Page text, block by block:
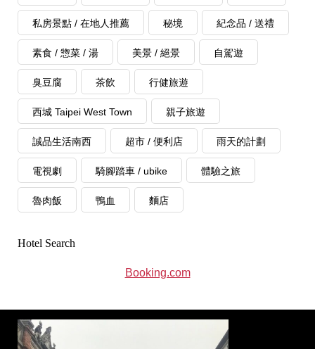
私房景點 / 在地人推薦 秘境 紀念品 / 送禮
素食 / 惣菜 / 湯 美景 / 絕景 自駕遊
臭豆腐 茶飲 行健旅遊
西城 Taipei West Town 親子旅遊
誠品生活南西 超市 / 便利店 雨天的計劃
電視劇 騎腳踏車 / ubike 體驗之旅
魯肉飯 鴨血 麵店
Hotel Search
Booking.com